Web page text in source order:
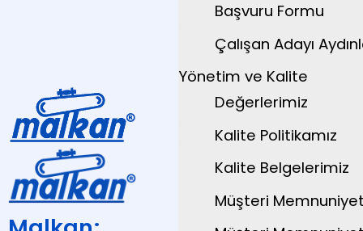
Başvuru Formu
Çalışan Adayı
Yönetim ve Kalite
Değerlerimiz
Kalite Politikamız
Kalite Belgelerimiz
Müşteri